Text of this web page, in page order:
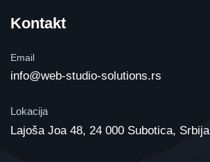
Kontakt
Email
info@web-studio-solutions.rs
Lokacija
Lajoša Joa 48, 24 000 Subotica, Srbija